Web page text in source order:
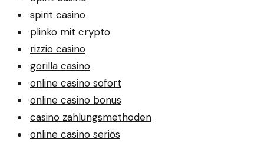
·spirit casino
·plinko mit crypto
·rizzio casino
·gorilla casino
·online casino sofort
·online casino bonus
·casino zahlungsmethoden
·online casino seriös